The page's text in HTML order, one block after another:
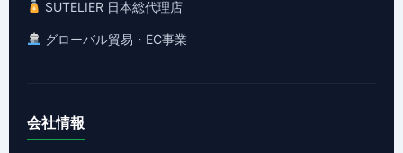
SUTELIER 日本総代理店
グローバル貿易・EC事業
会社情報